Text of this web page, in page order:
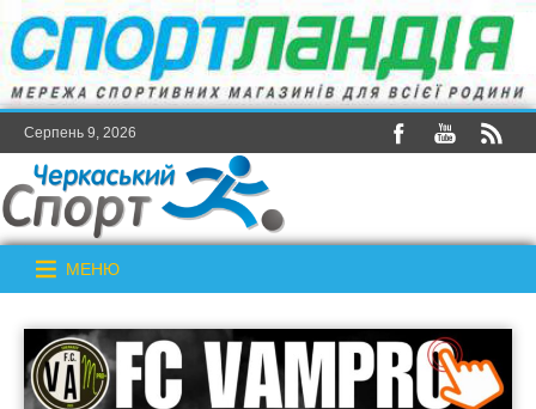
Серпень 9, 2026
МЕНЮ